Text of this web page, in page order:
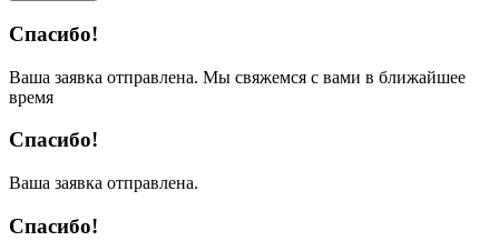
Спасибо!
Ваша заявка отправлена. Мы свяжемся с вами в ближайшее
время
Спасибо!
Ваша заявка отправлена.
Спасибо!